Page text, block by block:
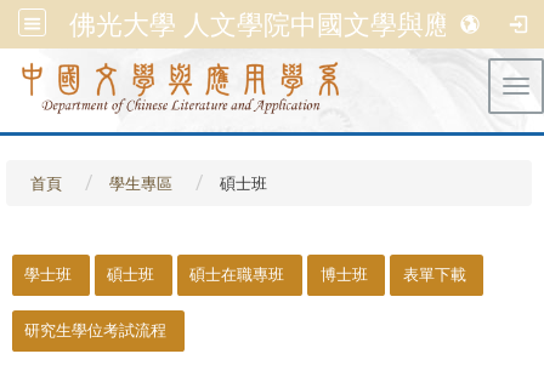
佛光大學 人文學院中國文學與應用學系
首頁 學生專區 碩士班
學士班 碩士班 碩士在職專班 博士班 表單下載
研究生學位考試流程